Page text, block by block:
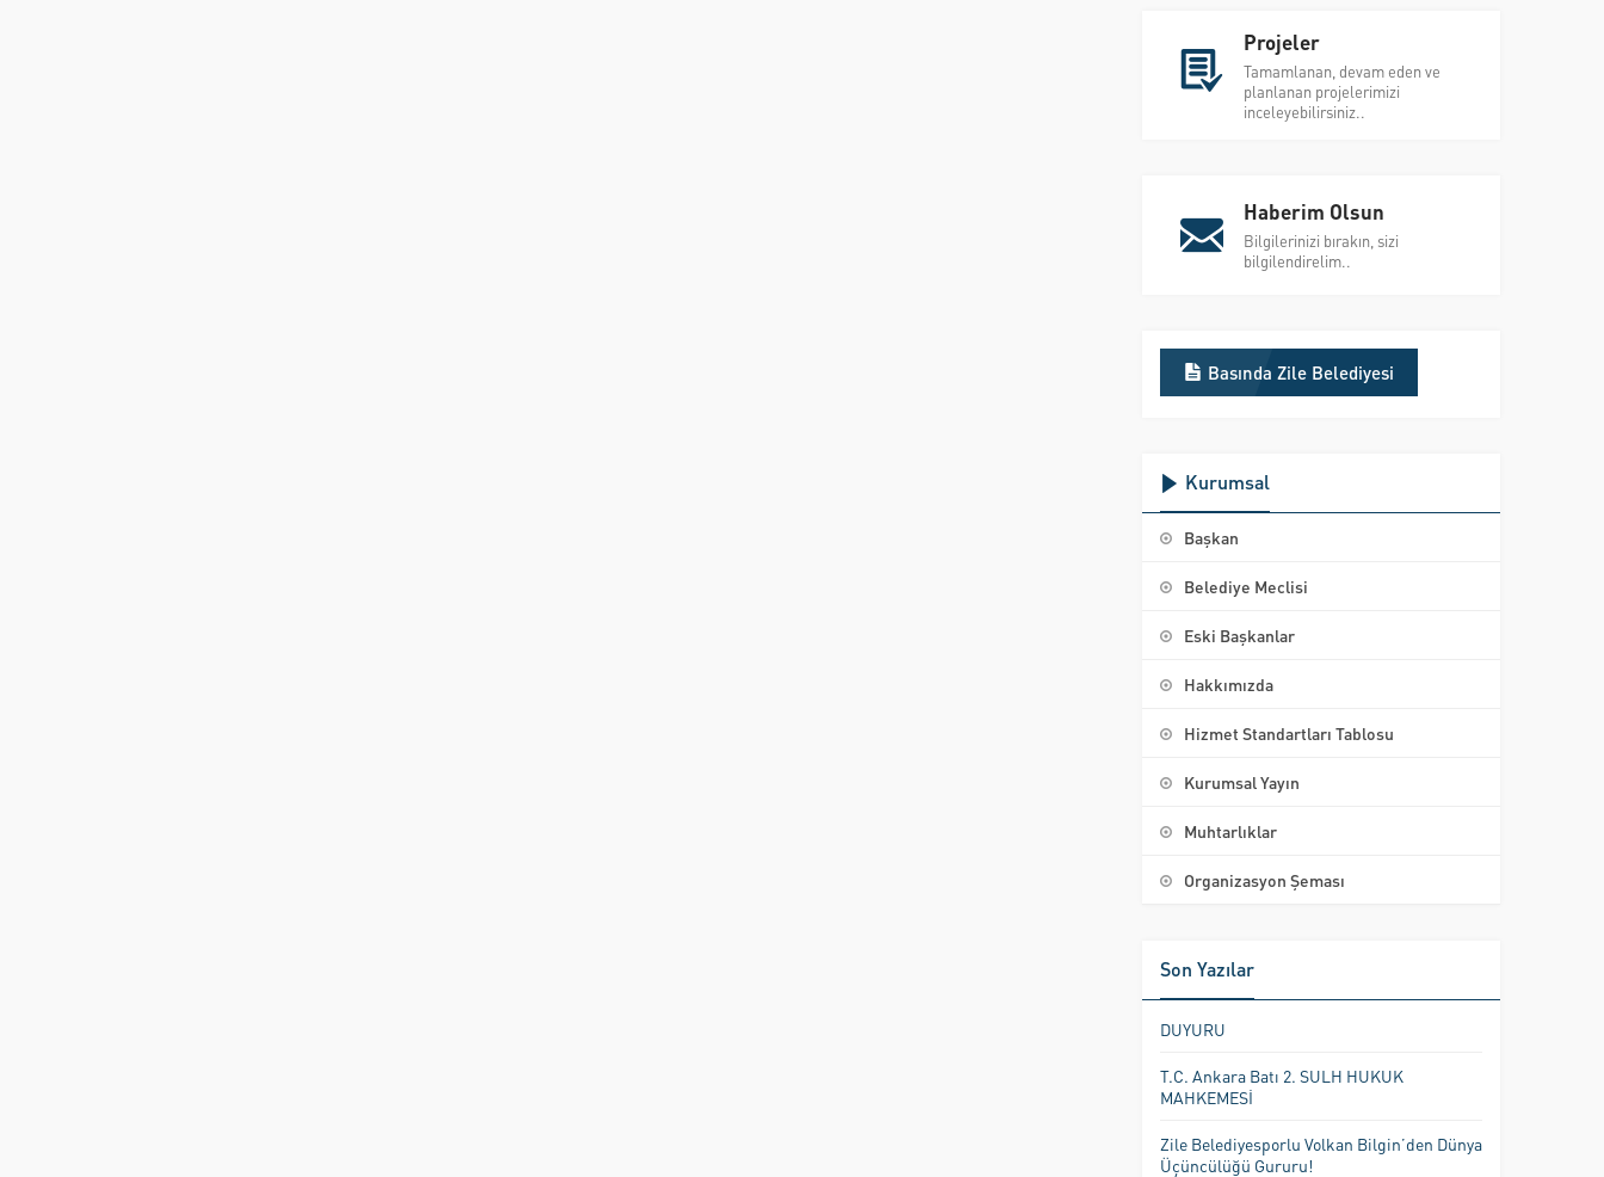
Projeler
Tamamlanan, devam eden ve
planlanan projelerimizi
inceleyebilirsiniz..
Haberim Olsun
Bilgilerinizi bırakın, sizi
bilgilendirelim..
Basında Zile Belediyesi
Kurumsal
Başkan
Belediye Meclisi
Eski Başkanlar
Hakkımızda
Hizmet Standartları Tablosu
Kurumsal Yayın
Muhtarlıklar
Organizasyon Şeması
Son Yazılar
DUYURU
T.C. Ankara Batı 2. SULH HUKUK
MAHKEMESİ
Zile Belediyesporlu Volkan Bilgin’den Dünya
Üçüncülüğü Gururu!